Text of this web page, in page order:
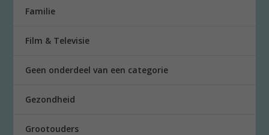
Familie
Film & Televisie
Geen onderdeel van een categorie
Gezondheid
Grootouders